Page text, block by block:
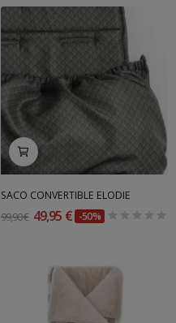
SACO CONVERTIBLE ELODIE
99,90 € 49,95 € -50%